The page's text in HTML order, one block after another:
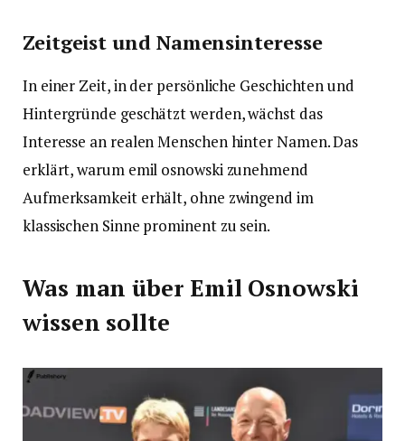
Zeitgeist und Namensinteresse
In einer Zeit, in der persönliche Geschichten und
Hintergründe geschätzt werden, wächst das
Interesse an realen Menschen hinter Namen. Das
erklärt, warum emil osnowski zunehmend
Aufmerksamkeit erhält, ohne zwingend im
klassischen Sinne prominent zu sein.
Was man über Emil Osnowski
wissen sollte